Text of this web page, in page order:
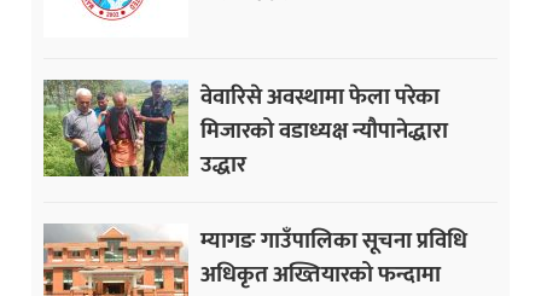
वेवारिसे अवस्थामा फेला परेका
मिजारको वडाध्यक्ष न्यौपानेद्धारा
उद्धार
म्यागङ गाउँपालिका सूचना प्रविधि
अधिकृत अख्तियारको फन्दामा